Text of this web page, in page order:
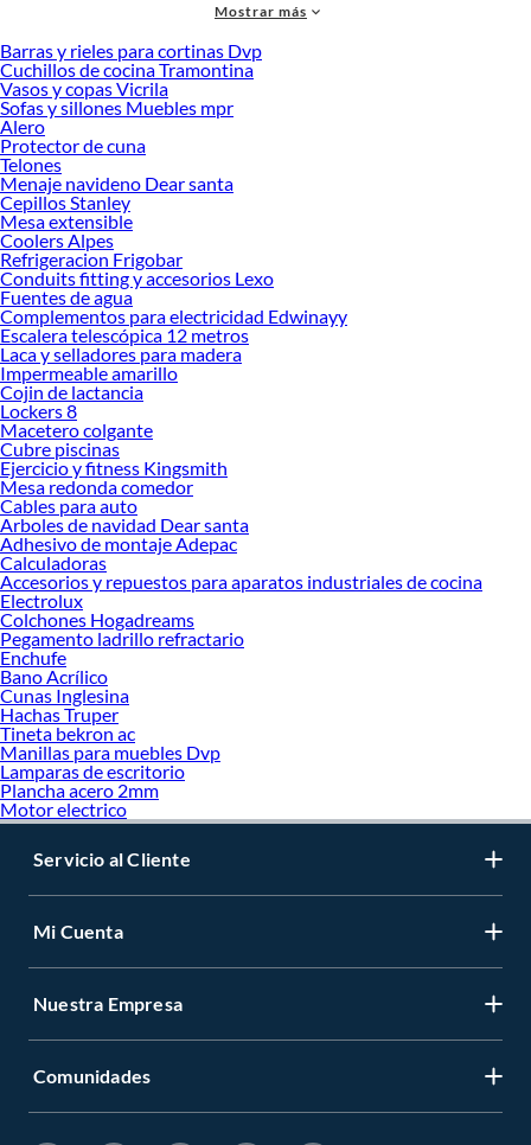
accesorios de calidad que te ayudarán a crear un espacio más tú.
Desde remodelaciones hasta proyectos de decoración, estamos aquí para hacer
tus ideas realidad. ¡Visítanos y encuentra todo lo que tenemos para ofrecerte en
Pinturas especiales y por material!
Explora la variedad de productos de Pinturas especiales y por material
en Sodimac
Herramientas, materiales y accesorios de calidad para tus proyectos y
renovación de espacios. ¡Visítanos y descubre todo lo que tenemos para
ofrecerte!
Encuentra una amplia variedad de productos de Pinturas especiales y por
material en Sodimac. Encuentra todo lo necesario para tus proyectos de
renovación y decoración. ¡Visítanos y haz tus ideas realidad!
Mostrar más
Barras y rieles para cortinas Dvp
Cuchillos de cocina Tramontina
Vasos y copas Vicrila
Sofas y sillones Muebles mpr
Alero
Protector de cuna
Telones
Menaje navideno Dear santa
Cepillos Stanley
Mesa extensible
Coolers Alpes
Refrigeracion Frigobar
Conduits fitting y accesorios Lexo
Fuentes de agua
Complementos para electricidad Edwinayy
Escalera telescópica 12 metros
Laca y selladores para madera
Impermeable amarillo
Cojin de lactancia
Lockers 8
Macetero colgante
Cubre piscinas
Ejercicio y fitness Kingsmith
Mesa redonda comedor
Cables para auto
Arboles de navidad Dear santa
Adhesivo de montaje Adepac
Calculadoras
Accesorios y repuestos para aparatos industriales de cocina
Electrolux
Colchones Hogadreams
Pegamento ladrillo refractario
Enchufe
Bano Acrílico
Cunas Inglesina
Hachas Truper
Tineta bekron ac
Manillas para muebles Dvp
Lamparas de escritorio
Plancha acero 2mm
Motor electrico
Servicio al Cliente
Mi Cuenta
Nuestra Empresa
Comunidades